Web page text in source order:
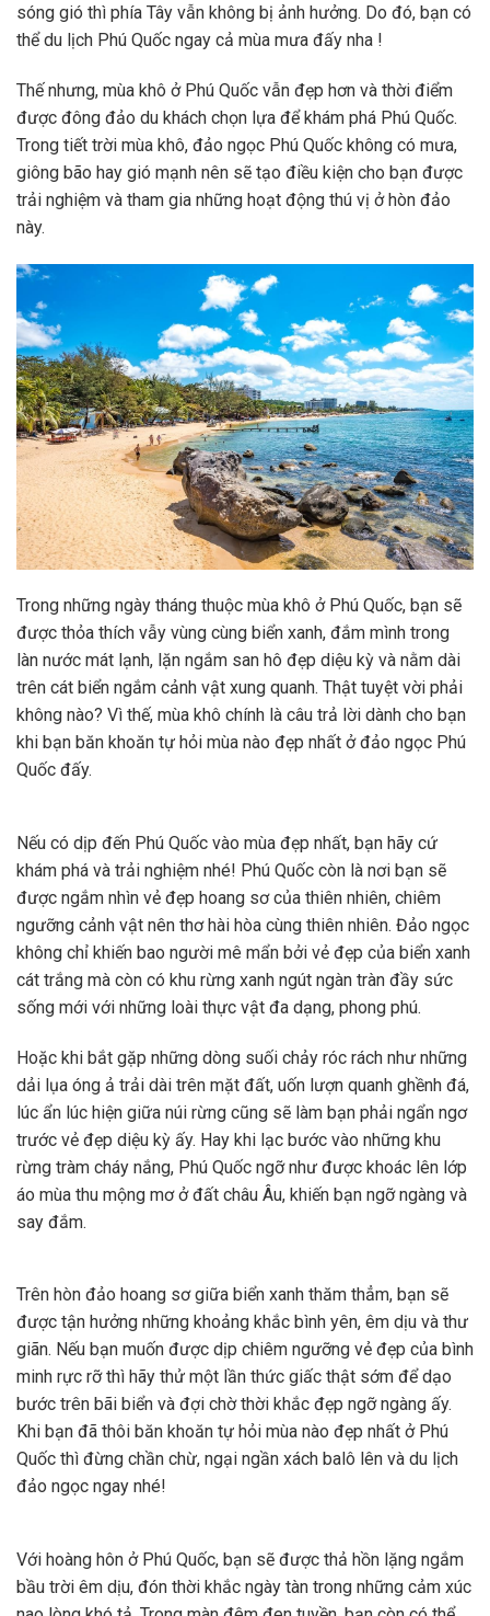
sóng gió thì phía Tây vẫn không bị ảnh hưởng. Do đó, bạn có
thể du lịch Phú Quốc ngay cả mùa mưa đấy nha !
Thế nhưng, mùa khô ở Phú Quốc vẫn đẹp hơn và thời điểm
được đông đảo du khách chọn lựa để khám phá Phú Quốc.
Trong tiết trời mùa khô, đảo ngọc Phú Quốc không có mưa,
giông bão hay gió mạnh nên sẽ tạo điều kiện cho bạn được
trải nghiệm và tham gia những hoạt động thú vị ở hòn đảo
này.
Trong những ngày tháng thuộc mùa khô ở Phú Quốc, bạn sẽ
được thỏa thích vẫy vùng cùng biển xanh, đắm mình trong
làn nước mát lạnh, lặn ngắm san hô đẹp diệu kỳ và nằm dài
trên cát biển ngắm cảnh vật xung quanh. Thật tuyệt vời phải
không nào? Vì thế, mùa khô chính là câu trả lời dành cho bạn
khi bạn băn khoăn tự hỏi mùa nào đẹp nhất ở đảo ngọc Phú
Quốc đấy.
Nếu có dịp đến Phú Quốc vào mùa đẹp nhất, bạn hãy cứ
khám phá và trải nghiệm nhé! Phú Quốc còn là nơi bạn sẽ
được ngắm nhìn vẻ đẹp hoang sơ của thiên nhiên, chiêm
ngưỡng cảnh vật nên thơ hài hòa cùng thiên nhiên. Đảo ngọc
không chỉ khiến bao người mê mẩn bởi vẻ đẹp của biển xanh
cát trắng mà còn có khu rừng xanh ngút ngàn tràn đầy sức
sống mới với những loài thực vật đa dạng, phong phú.
Hoặc khi bắt gặp những dòng suối chảy róc rách như những
dải lụa óng ả trải dài trên mặt đất, uốn lượn quanh ghềnh đá,
lúc ẩn lúc hiện giữa núi rừng cũng sẽ làm bạn phải ngẩn ngơ
trước vẻ đẹp diệu kỳ ấy. Hay khi lạc bước vào những khu
rừng tràm cháy nắng, Phú Quốc ngỡ như được khoác lên lớp
áo mùa thu mộng mơ ở đất châu Âu, khiến bạn ngỡ ngàng và
say đắm.
Trên hòn đảo hoang sơ giữa biển xanh thăm thẳm, bạn sẽ
được tận hưởng những khoảng khắc bình yên, êm dịu và thư
giãn. Nếu bạn muốn được dịp chiêm ngưỡng vẻ đẹp của bình
minh rực rỡ thì hãy thử một lần thức giấc thật sớm để dạo
bước trên bãi biển và đợi chờ thời khắc đẹp ngỡ ngàng ấy.
Khi bạn đã thôi băn khoăn tự hỏi mùa nào đẹp nhất ở Phú
Quốc thì đừng chần chừ, ngại ngần xách balô lên và du lịch
đảo ngọc ngay nhé!
Với hoàng hôn ở Phú Quốc, bạn sẽ được thả hồn lặng ngắm
bầu trời êm dịu, đón thời khắc ngày tàn trong những cảm xúc